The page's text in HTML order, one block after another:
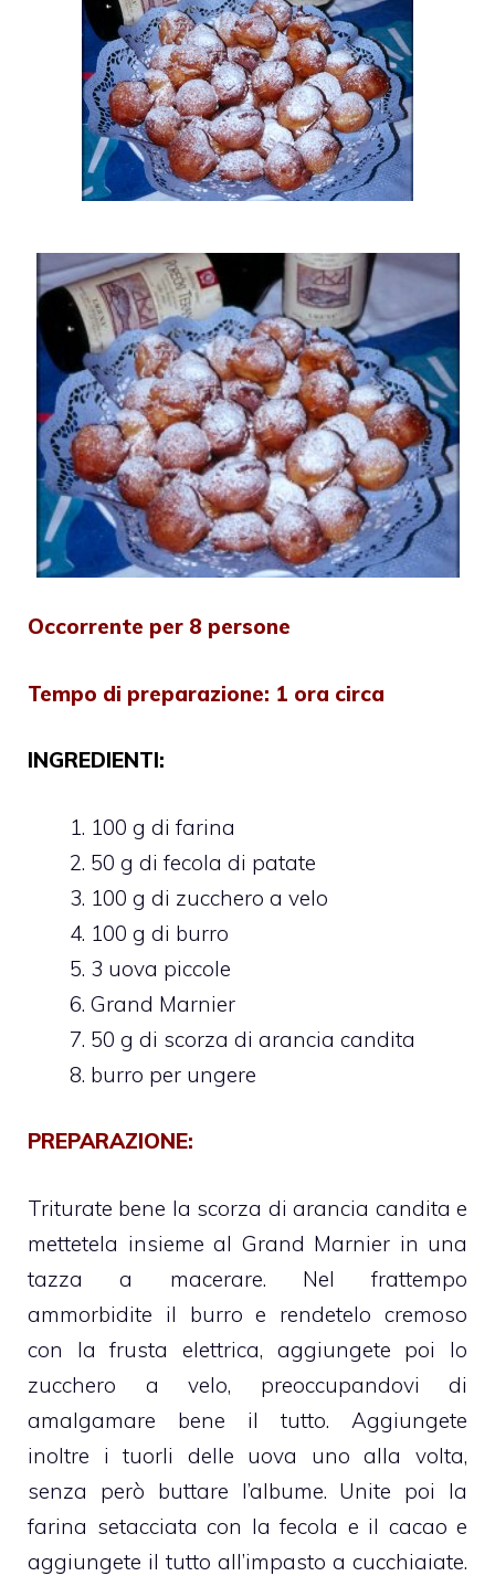
Occorrente per 8 persone
Tempo di preparazione: 1 ora circa
INGREDIENTI:
100 g di farina
50 g di fecola di patate
100 g di zucchero a velo
100 g di burro
3 uova piccole
Grand Marnier
50 g di scorza di arancia candita
burro per ungere
PREPARAZIONE:
Triturate bene la scorza di arancia candita e
mettetela insieme al Grand Marnier in una
tazza a macerare. Nel frattempo
ammorbidite il burro e rendetelo cremoso
con la frusta elettrica, aggiungete poi lo
zucchero a velo, preoccupandovi di
amalgamare bene il tutto. Aggiungete
inoltre i tuorli delle uova uno alla volta,
senza però buttare l’albume. Unite poi la
farina setacciata con la fecola e il cacao e
aggiungete il tutto all’impasto a cucchiaiate.